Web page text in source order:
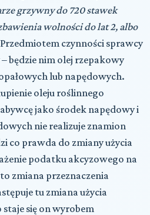
grzywny do 720 stawek
wolności do lat 2, albo
czynności sprawcy
będzie nim olej rzepakowy
lub napędowych.
oleju roślinnego
jako środek napędowy i
nie realizuje znamion
co prawda do zmiany użycia
podatku akcyzowego na
zmiana przeznaczenia
tu zmiana użycia
się on wyrobem